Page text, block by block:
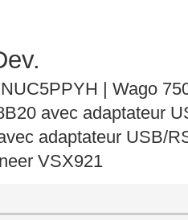
| Wago
avec adaptateur
adaptateur USB/
VSX921